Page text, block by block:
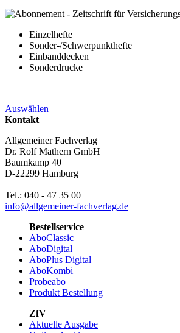
Einzelhefte
Sonder-/Schwerpunkthefte
Einbanddecken
Sonderdrucke
Auswählen
Kontakt
Allgemeiner Fachverlag
Dr. Rolf Mathern GmbH
Baumkamp 40
D-22299 Hamburg
Tel.: 040 - 47 35 00
info@allgemeiner-fachverlag.de
Bestellservice
AboClassic
AboDigital
AboPlus Digital
AboKombi
Probeabo
Produkt Bestellung
ZfV
Aktuelle Ausgabe